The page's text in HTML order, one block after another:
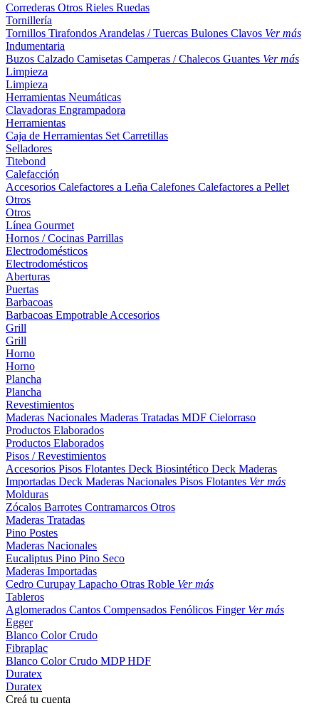
Correderas Otros Rieles Ruedas
Tornillería
Tornillos Tirafondos Arandelas / Tuercas Bulones Clavos Ver más
Indumentaria
Buzos Calzado Camisetas Camperas / Chalecos Guantes Ver más
Limpieza
Limpieza
Herramientas Neumáticas
Clavadoras Engrampadora
Herramientas
Caja de Herramientas Set Carretillas
Selladores
Titebond
Calefacción
Accesorios Calefactores a Leña Calefones Calefactores a Pellet
Otros
Otros
Línea Gourmet
Hornos / Cocinas Parrillas
Electrodomésticos
Electrodomésticos
Aberturas
Puertas
Barbacoas
Barbacoas Empotrable Accesorios
Grill
Grill
Horno
Horno
Plancha
Plancha
Revestimientos
Maderas Nacionales Maderas Tratadas MDF Cielorraso
Productos Elaborados
Productos Elaborados
Pisos / Revestimientos
Accesorios Pisos Flotantes Deck Biosintético Deck Maderas
Importadas Deck Maderas Nacionales Pisos Flotantes Ver más
Molduras
Zócalos Barrotes Contramarcos Otros
Maderas Tratadas
Pino Postes
Maderas Nacionales
Eucaliptus Pino Pino Seco
Maderas Importadas
Cedro Curupay Lapacho Otras Roble Ver más
Tableros
Aglomerados Cantos Compensados Fenólicos Finger Ver más
Egger
Blanco ColorCrudo
Fibraplac
Blanco ColorCrudo MDPHDF
Duratex
Duratex
Creá tu cuenta